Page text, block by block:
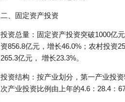
二、固定资产投资
投资总量：固定资产投资突破1000亿
资856.8亿元，增长46.0%；农村投资
265.3亿元， 增长23.3%。
投资结构：按产业划分，第一产业投
次产业投资比例由上年的4.6：28.4：